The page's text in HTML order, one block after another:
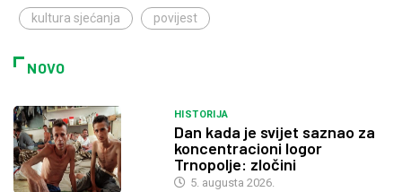
kultura sjećanja povijest
NOVO
HISTORIJA
Dan kada je svijet saznao za
koncentracioni logor
Trnopolje: zločini
5. augusta 2026.